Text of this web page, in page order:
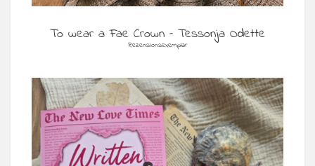
To wear a Fae Crown – Tessonja Odette
Rezensionsexemplar